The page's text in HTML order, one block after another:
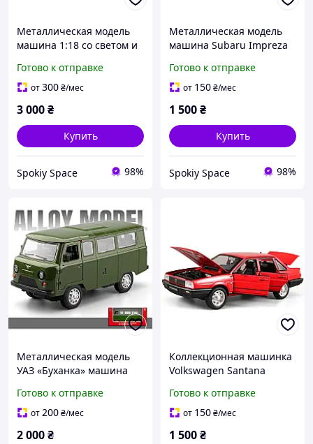
Металлическая модель
машина 1:18 со светом и
мобиль издает дым
черная машинка Бэтмена
рыцарь»
Готово к отправке
от300₴/мес
3 000₴
Купить
Spokiy Space 98%
Металлическая модель
машина Subaru Impreza
Инерционная машинка в
коробке субару синий
Готово к отправке
от 150₴/мес
1 500₴
Купить
Spokiy Space 98%
Металлическая модель
УАЗ «Буханка» машина
Инерционная машинка
зеленая коллекционная
Готово к отправке
от200₴/мес
2 000₴
Коллекционная машинка
Volkswagen Santana
Готово к отправке
от 150₴/мес
1 500₴